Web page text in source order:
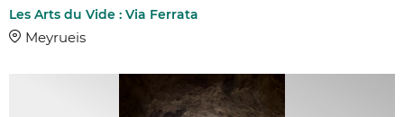
Les Arts du Vide : Via Ferrata
Meyrueis